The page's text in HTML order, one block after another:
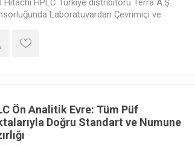
Hitachi HPLC Türkiye distribitörü Terra A.Ş.
Laboratuvardan Çevrimiçi ve
Ön Analitik Evre: Tüm Püf
Doğru Standart ve Numune